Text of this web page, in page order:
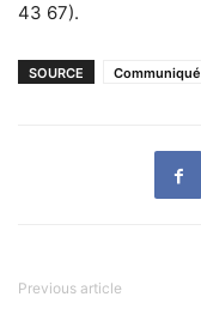
43 67).
SOURCE Communiqué
Previous article